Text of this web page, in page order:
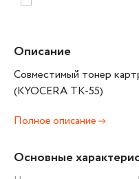
Описание
Совместимый тонер
(KYOCERA TK-55)
Полное описание
Основные